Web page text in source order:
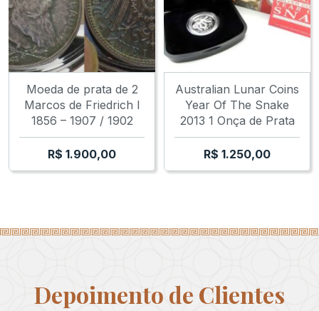
Moeda de prata de 2
Marcos de Friedrich I
1856 – 1907 / 1902
R$ 1.900,00
Australian Lunar Coins
Year Of The Snake
2013 1 Onça de Prata
R$ 1.250,00
Depoimento de Clientes